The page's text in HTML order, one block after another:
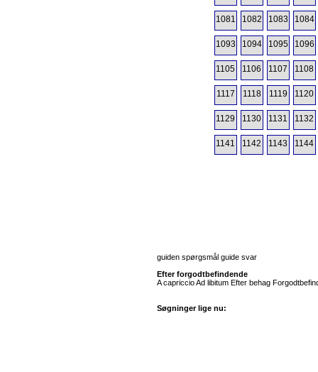
1081 1082 1083 1084
1093 1094 1095 1096
1105 1106 1107 1108
1117 1118 1119 1120
1129 1130 1131 1132
1141 1142 1143 1144
guiden spørgsmål guide svar
Efter forgodtbefindende
A capriccio Ad libitum Efter behag
Søgninger lige nu: